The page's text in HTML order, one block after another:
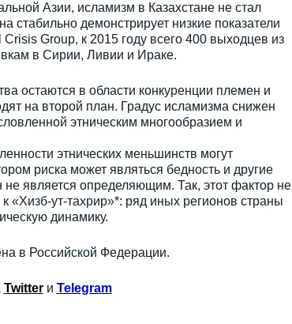
Азии, исламизм в Казахстане не стал
демонстрирует низкие показатели
Group, к 2015 году всего 400 выходцев из
в Сирии, Ливии и Ираке.
остаются в области конкуренции племен и
на второй план. Градус исламизма снижен
этническим многообразием и
этнических меньшинств могут
риска может являться бедность и другие
является определяющим. Так, этот фактор не
«Хизб-ут-тахрир»*: ряд иных регионов страны
динамику.
в Российской Федерации.
Twitter и Telegram